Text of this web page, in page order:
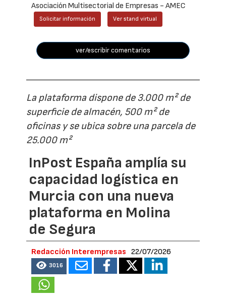
Asociación Multisectorial de Empresas - AMEC
Solicitar información Ver stand virtual
ver/escribir comentarios
La plataforma dispone de 3.000 m² de
superficie de almacén, 500 m² de
oficinas y se ubica sobre una parcela de
25.000 m²
InPost España amplía su
capacidad logística en
Murcia con una nueva
plataforma en Molina
de Segura
Redacción Interempresas 22/07/2026
3016